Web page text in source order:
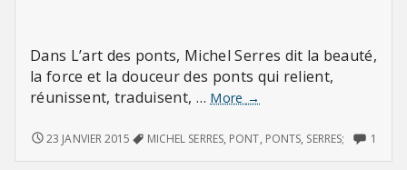
Dans L’art des ponts, Michel Serres dit la beauté,
la force et la douceur des ponts qui relient,
réunissent, traduisent, … More
L’art
ponts
→
L’ART
23 JANVIER 2015 MICHEL SERRES, PONT, PONTS, SERRES; 1